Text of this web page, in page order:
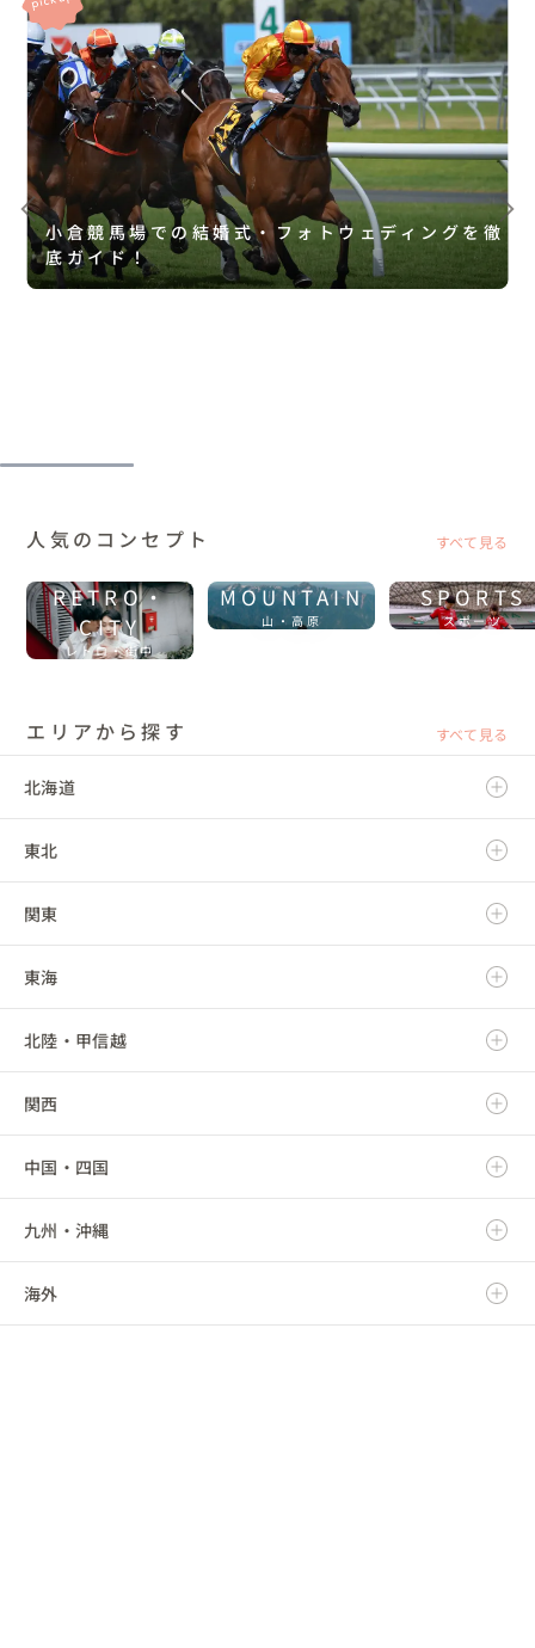
小倉競馬場での結婚式・フォトウェディングを徹
底ガイド！
人気のコンセプト すべて見る
RETRO・
CITY
レトロ・街中
MOUNTAIN
山・高原
SPORTS
スポーツ
エリアから探す すべて見る
北海道
北海道
東北
青森県
岩手県
宮城県
秋田県
山形県
福島県
関東
茨城県
栃木県
群馬県
埼玉県
千葉県
東京都
東海
岐阜県
静岡県
愛知県
三重県
北陸・甲信越
新潟県
富山県
石川県
福井県
関西
滋賀県
京都府
大阪府
中国・四国
鳥取県
島根県
九州・沖縄
福岡県
海外